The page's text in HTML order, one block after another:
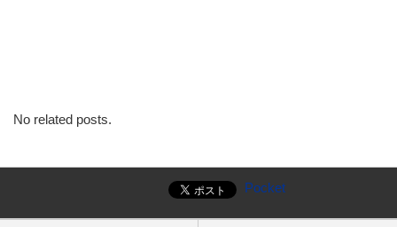
No related posts.
Pocket